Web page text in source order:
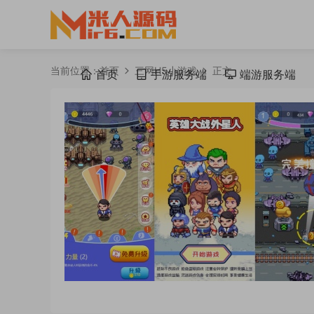
首页 手游服务端 端游服务端
当前位置：首页 三网H5小游戏 正文